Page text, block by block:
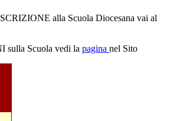
alla Scuola Diocesana vai al
sulla Scuola vedi la pagina nel Sito